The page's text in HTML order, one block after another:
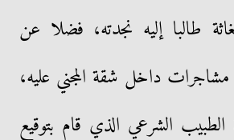
طالبا إليه نجدته، فضلا عن
داخل شقة المجني عليه،
الشرعي الذي قام بتوقيع